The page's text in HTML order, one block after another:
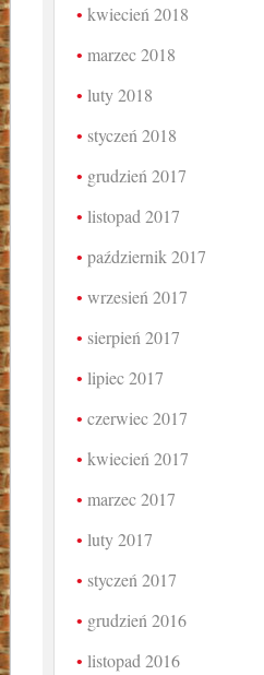
kwiecień 2018
marzec 2018
luty 2018
styczeń 2018
grudzień 2017
listopad 2017
październik 2017
wrzesień 2017
sierpień 2017
lipiec 2017
czerwiec 2017
kwiecień 2017
marzec 2017
luty 2017
styczeń 2017
grudzień 2016
listopad 2016